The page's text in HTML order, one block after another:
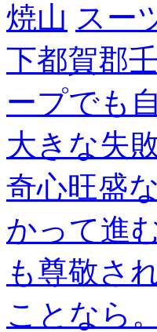
焼山 スー
下都賀郡
ープでも
大きな失
奇心旺盛
かって進
も尊敬さ
ことなら